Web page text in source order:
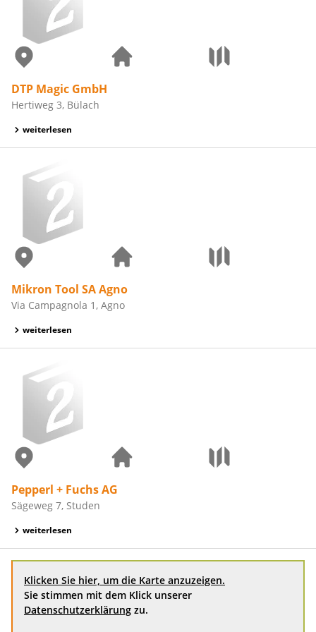
DTP Magic GmbH
Hertiweg 3, Bülach
weiterlesen
Mikron Tool SA Agno
Via Campagnola 1, Agno
weiterlesen
Pepperl + Fuchs AG
Sägeweg 7, Studen
weiterlesen
Klicken Sie hier, um die Karte anzuzeigen.
Sie stimmen mit dem Klick unserer
Datenschutzerklärung zu.